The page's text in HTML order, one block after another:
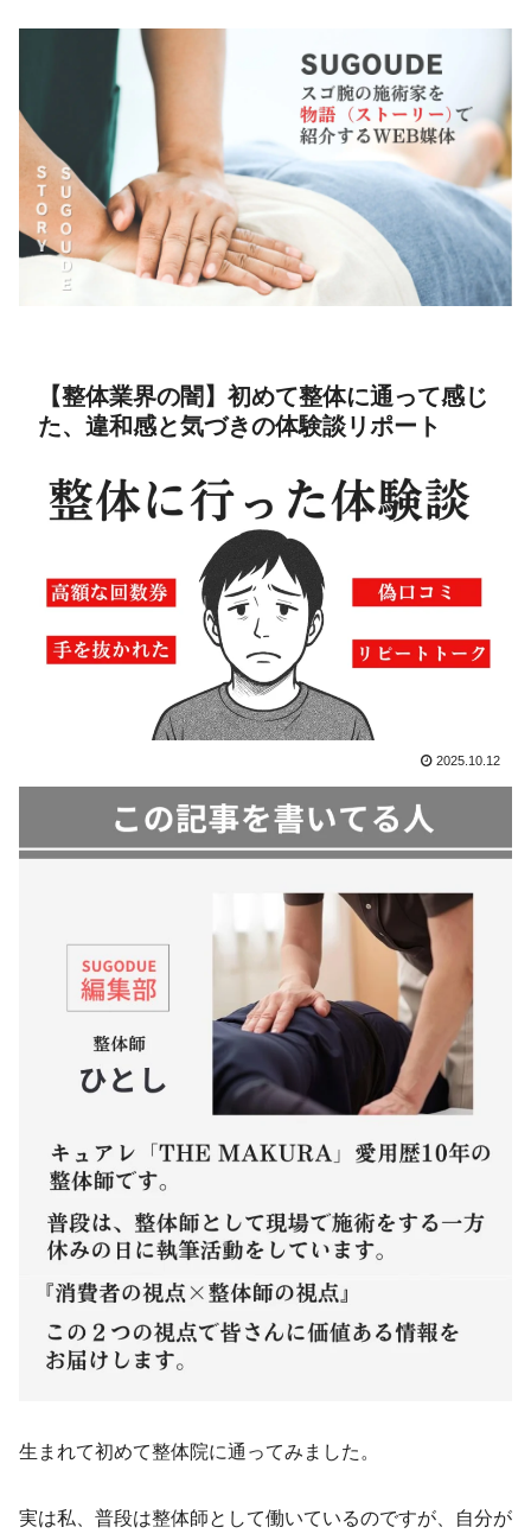
【整体業界の闇】初めて整体に通って感じ
た、違和感と気づきの体験談リポート
2025.10.12
生まれて初めて整体院に通ってみました。
実は私、普段は整体師として働いているのですが、自分が